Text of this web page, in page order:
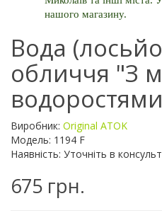
нашого магазину.
Вода
обличчя "З
Виробник: Original ATOK
Модель: 1194 F
Наявність: Уточніть в
675 грн.